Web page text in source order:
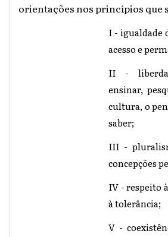
orientações nos princípios que
I - igualdade
acesso e
II -
ensinar,
cultura, o
saber;
III -
concepções
IV - respeito
à tolerância;
V -